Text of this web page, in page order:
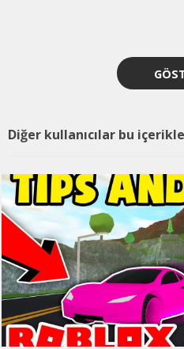
Diğer kullanıcılar bu